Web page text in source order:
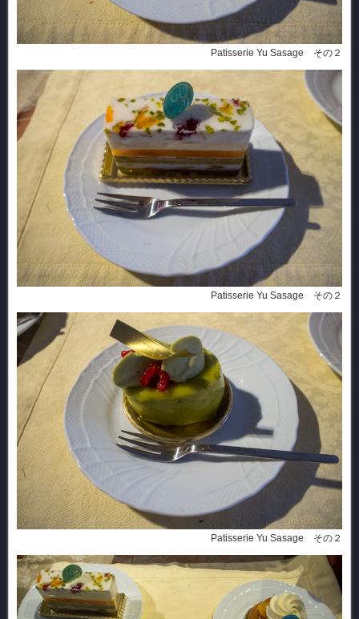
Patisserie Yu Sasage その２
Patisserie Yu Sasage その２
Patisserie Yu Sasage その２